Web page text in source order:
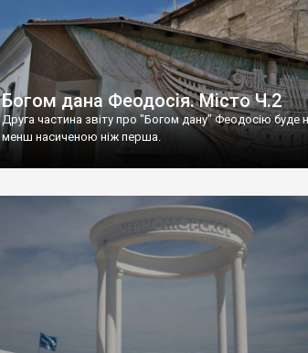
Богом дана Феодосія. Місто Ч.2
Друга частина звіту про "Богом дану" Феодосію буде
менш насиченою ніж перша.